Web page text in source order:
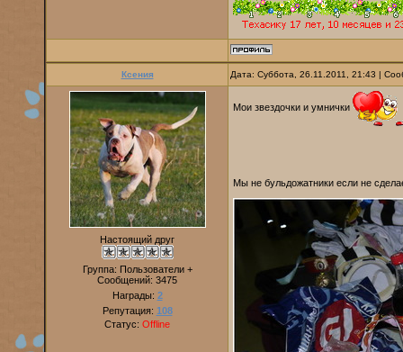
Ксения Дата: Суббота, 26.11.2011, 21:43 |
Настоящий друг
Группа: Пользователи +
Сообщений: 3475
Награды: 2
Репутация: 108
Статус: Offline
Мои звездочки и умнички
Мы не бульдожатники если не